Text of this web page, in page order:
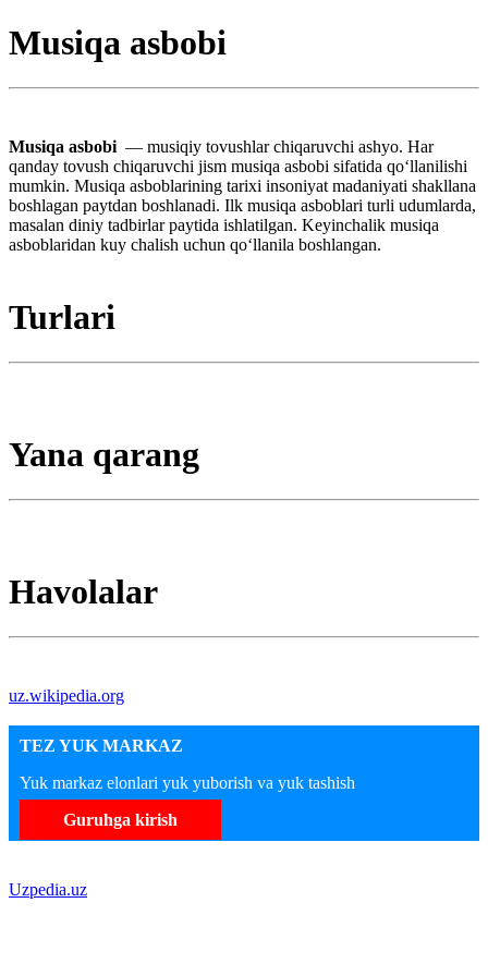
Musiqa asbobi
Musiqa asbobi — musiqiy tovushlar chiqaruvchi ashyo. Har
qanday tovush chiqaruvchi jism musiqa asbobi sifatida qoʻllanilishi
mumkin. Musiqa asboblarining tarixi insoniyat madaniyati shakllana
boshlagan paytdan boshlanadi. Ilk musiqa asboblari turli udumlarda,
masalan diniy tadbirlar paytida ishlatilgan. Keyinchalik musiqa
asboblaridan kuy chalish uchun qoʻllanila boshlangan.
Turlari
Yana qarang
Havolalar
uz.wikipedia.org
TEZ YUK MARKAZ
Yuk markaz elonlari yuk yuborish va yuk tashish
Guruhga kirish
Uzpedia.uz